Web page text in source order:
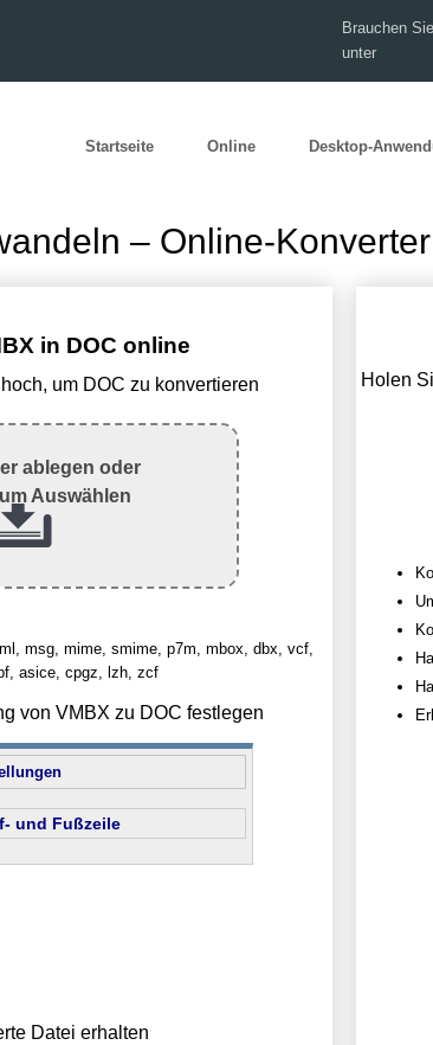
Brauchen
unter
Startseite Online Desktop-
– Online-Konverter
in DOC online
um DOC zu konvertieren
ablegen oder
Auswählen
msg, mime, smime, p7m, mbox, dbx, vcf,
asice, cpgz, lzh, zcf
von VMBX zu DOC festlegen
und Fußzeile
Datei erhalten
Holen